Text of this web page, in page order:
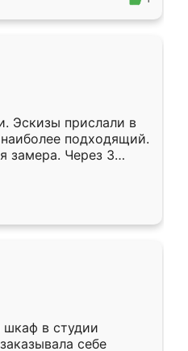
Эскизы прислали в
подходящий.
замера. Через 3
готова. Остались
Ренессанс
работу!
шкаф в студии
себе